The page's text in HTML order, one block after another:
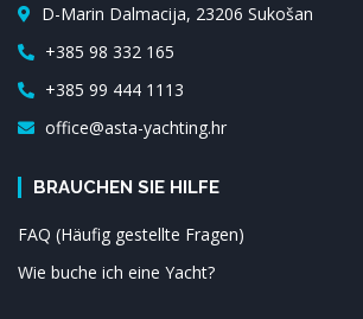
D-Marin Dalmacija, 23206 Sukošan
+385 98 332 165
+385 99 444 1113
office@asta-yachting.hr
BRAUCHEN SIE HILFE
FAQ (Häufig gestellte Fragen)
Wie buche ich eine Yacht?